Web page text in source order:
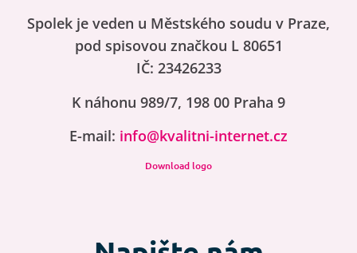
Spolek je veden u Městského soudu v Praze,
pod spisovou značkou L 80651
IČ: 23426233
K náhonu 989/7, 198 00 Praha 9
E-mail: info@kvalitni-internet.cz
Download logo